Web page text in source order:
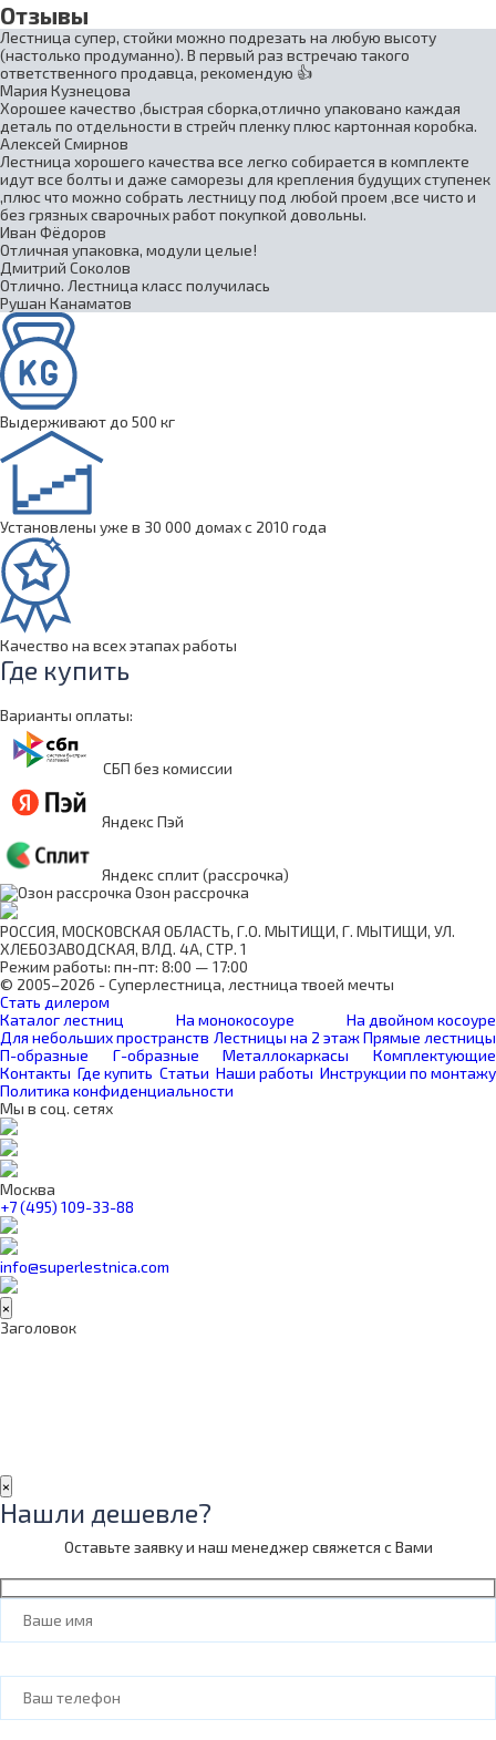
Отзывы
Лестница супер, стойки можно подрезать на любую высоту
(настолько продуманно). В первый раз встречаю такого
ответственного продавца, рекомендую 👍
Мария Кузнецова
Хорошее качество ,быстрая сборка,отлично упаковано каждая
деталь по отдельности в стрейч пленку плюс картонная коробка.
Алексей Смирнов
Лестница хорошего качества все легко собирается в комплекте
идут все болты и даже саморезы для крепления будущих ступенек
,плюс что можно собрать лестницу под любой проем ,все чисто и
без грязных сварочных работ покупкой довольны.
Иван Фёдоров
Отличная упаковка, модули целые!
Дмитрий Соколов
Отлично. Лестница класс получилась
Рушан Канаматов
Выдерживают до 500 кг
Установлены уже в 30 000 домах с 2010 года
Качество на всех этапах работы
Где купить
Варианты оплаты:
СБП без комиссии
Яндекс Пэй
Яндекс сплит (рассрочка)
Озон рассрочка
РОССИЯ, МОСКОВСКАЯ ОБЛАСТЬ, Г.О. МЫТИЩИ, Г. МЫТИЩИ, УЛ.
ХЛЕБОЗАВОДСКАЯ, ВЛД. 4А, СТР. 1
Режим работы: пн-пт: 8:00 — 17:00
© 2005–2026 - Суперлестница, лестница твоей мечты
Стать дилером
Каталог лестниц
На монокосоуре
На двойном косоуре
Для небольших пространств Лестницы на 2 этаж Прямые лестницы
П-образные
Г-образные Металлокаркасы
Комплектующие
Контакты Где купить Статьи Наши работы Инструкции по монтажу
Политика конфиденциальности
Мы в соц. сетях
Москва
+7 (495) 109-33-88
info@superlestnica.com
×
Заголовок
×
Нашли дешевле?
Оставьте заявку и наш менеджер свяжется с Вами